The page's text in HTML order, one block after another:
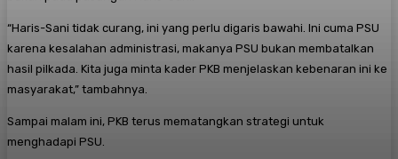
“Haris-Sani tidak curang, ini yang perlu digaris bawahi. Ini cuma PSU
karena kesalahan administrasi, makanya PSU bukan membatalkan
hasil pilkada. Kita juga minta kader PKB menjelaskan kebenaran ini ke
masyarakat,” tambahnya.
Sampai malam ini, PKB terus mematangkan strategi untuk
menghadapi PSU.